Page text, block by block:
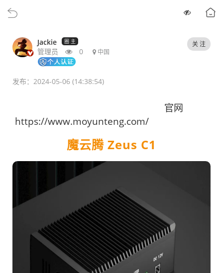
Jackie 圈 主
管理员 0 中国
关 注
发布：2024-05-06 (14:38:54)
官网
https://www.moyunteng.com/
魔云腾 Zeus C1